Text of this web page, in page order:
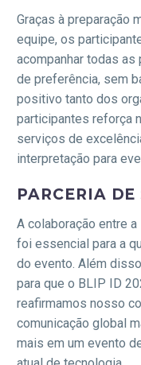
Graças à preparação
equipe, os
acompanhar todas
de preferência, sem
positivo tanto dos
participantes reforça
serviços de
interpretação para
PARCERIA DE
A colaboração entre
foi essencial para a
do evento. Além
para que o BLIP ID
reafirmamos nosso
comunicação global
mais em um evento